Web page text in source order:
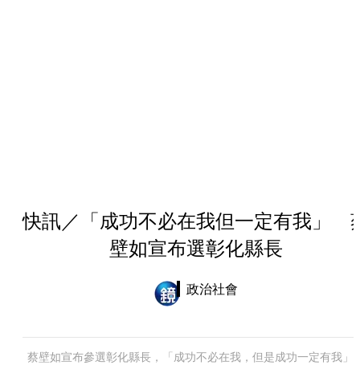
快訊／「成功不必在我但一定有我」
壁如宣布選彰化縣長
政治社會
蔡壁如宣布參選彰化縣長，「成功不必在我，但是成功一定有我」